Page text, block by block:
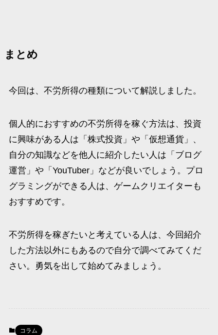
まとめ
今回は、不労所得の種類について解説しました。
個人的におすすめの不労所得を稼ぐ方法は、投資
に興味がある人は「株式投資」や「仮想通貨」、
自分の知識などを他人に紹介したい人は「ブログ
運営」や「YouTuber」などが良いでしょう。プロ
グラミングができる人は、ゲームクリエイターも
おすすめです。
不労所得を稼ぎたいと考えている人は、今回紹介
した方法以外にもあるので自分で調べてみてくだ
さい。勇気を出して始めてみましょう。
コラム